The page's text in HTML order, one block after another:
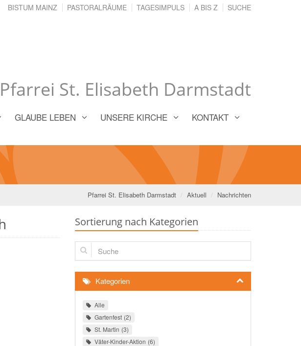
Pfarrei St. Elisabeth Darmstadt
BISTUM MAINZ PASTORALRÄUME TAGESIMPULS A BIS Z SUCHE
GLAUBE LEBEN UNSERE KIRCHE KONTAKT
Pfarrei St. Elisabeth Darmstadt Aktuell Nachrichten
Sortierung nach Kategorien
Suche
Kategorien
Alle
Gartenfest 2
St. Martin 3
Väter-Kinder-Aktion 6